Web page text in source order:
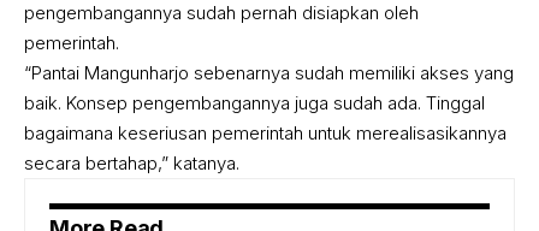
pengembangannya sudah pernah disiapkan oleh
pemerintah.
“Pantai Mangunharjo sebenarnya sudah memiliki akses yang
baik. Konsep pengembangannya juga sudah ada. Tinggal
bagaimana keseriusan pemerintah untuk merealisasikannya
secara bertahap,” katanya.